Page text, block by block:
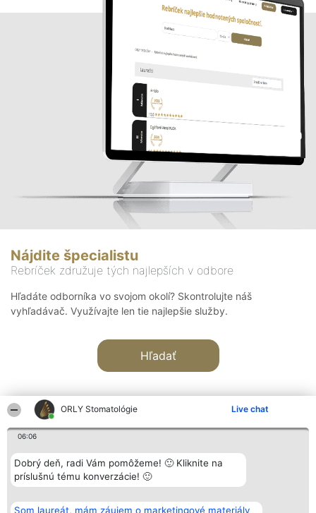
ORLY Stomatológie Live chat
06:06
Dobrý deň, radi Vám pomôžeme! 🙂 Kliknite na
príslušnú tému konverzácie! 🙂
Som laureát, mám záujem o marketingové materiály
Nájdite špecialistu
Rebríček združuje tých najlepších v odbore
Hľadáte odborníka vo svojom okolí? Skontrolujte náš
vyhľadávač. Využívajte len tie najlepšie služby.
Hľadať
Organizátor hodnotenia
Bright Side Solutions sp. z o.
o. sp. k.
Wrocław 50-079
Hodnotenie
Laureáti
Lista
Laureatów
Kontakt
Kontakt